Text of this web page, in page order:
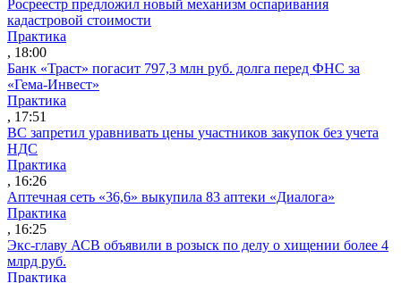
Росреестр предложил новый механизм оспаривания
кадастровой стоимости
Практика
, 18:00
Банк «Траст» погасит 797,3 млн руб. долга перед ФНС за
«Гема-Инвест»
Практика
, 17:51
ВС запретил уравнивать цены участников закупок без учета
НДС
Практика
, 16:26
Аптечная сеть «36,6» выкупила 83 аптеки «Диалога»
Практика
, 16:25
Экс-главу АСВ объявили в розыск по делу о хищении более 4
млрд руб.
Практика